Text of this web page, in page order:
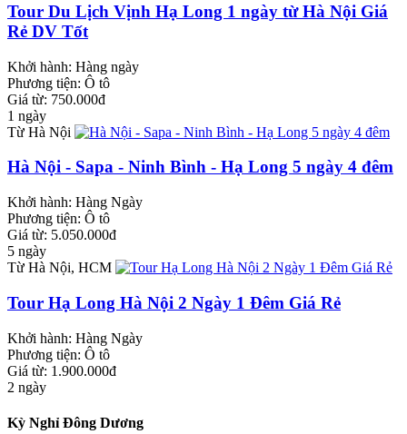
Tour Du Lịch Vịnh Hạ Long 1 ngày từ Hà Nội Giá
Rẻ DV Tốt
Khởi hành: Hàng ngày
Phương tiện: Ô tô
Giá từ: 750.000đ
1 ngày
Từ Hà Nội
Hà Nội - Sapa - Ninh Bình - Hạ Long 5 ngày 4 đêm
Khởi hành: Hàng Ngày
Phương tiện: Ô tô
Giá từ: 5.050.000đ
5 ngày
Từ Hà Nội, HCM
Tour Hạ Long Hà Nội 2 Ngày 1 Đêm Giá Rẻ
Khởi hành: Hàng Ngày
Phương tiện: Ô tô
Giá từ: 1.900.000đ
2 ngày
Kỳ Nghỉ Đông Dương